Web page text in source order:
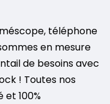
téléphone
en mesure
de besoins avec
! Toutes nos
100%